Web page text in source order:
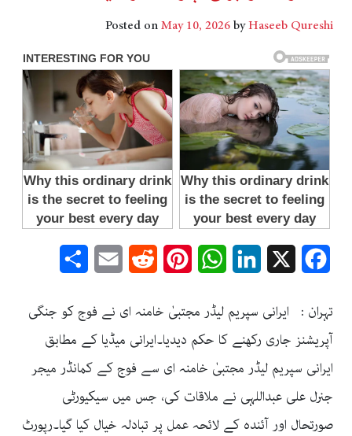
Posted onMay 10, 2026byHaseeb Qureshi
Facebook
LinkedIn
WhatsApp
Pinterest
Reddit
Email
تہران : ایرانی سپریم لیڈر مجتبیٰ خامنہ ای نے فوج کو جنگی
آپریشنز جاری رکھنے کا حکم دیدیا۔ایرانی میڈیا کے مطابق
ایرانی سپریم لیڈر مجتبیٰ خامنہ ای سے فوج کے کمانڈر میجر
جنرل علی عبداللہی نے ملاقات کی، جس میں سیکیورٹی
صورتحال اور آئندہ کے لائحہ عمل پر تبادلہ خیال کیا گیا۔رپورٹ